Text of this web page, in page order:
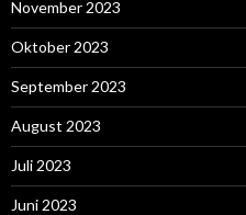
November 2023
Oktober 2023
September 2023
August 2023
Juli 2023
Juni 2023